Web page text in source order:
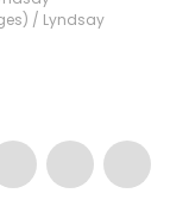
/ Lyndsay